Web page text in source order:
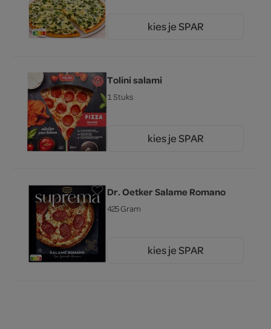
kies je SPAR
Tolini salami
1 Stuks
kies je SPAR
Dr. Oetker Salame Romano
425 Gram
kies je SPAR